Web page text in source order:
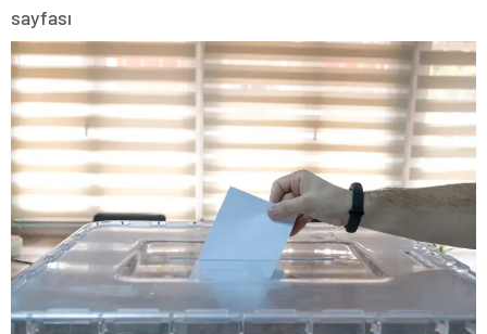
sayfası